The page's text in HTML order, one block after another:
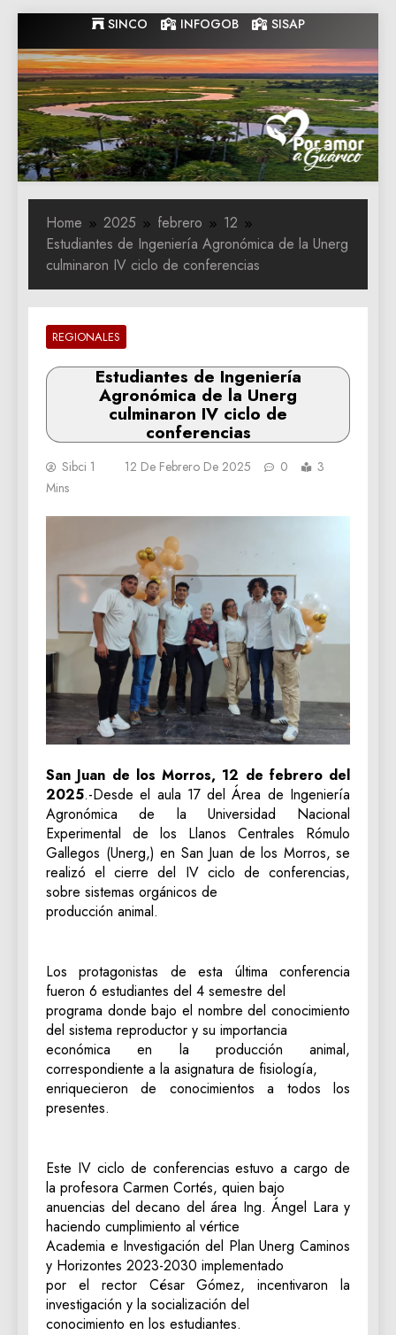
to
content
SINCO INFOGOB SISAP
Gobernacion
de Guarico
Gobernacion de Guarico
Home 2025 febrero
12
Estudiantes de Ingeniería Agronómica de la Unerg
culminaron IV ciclo de conferencias
REGIONALES
Estudiantes de Ingeniería
Agronómica de la Unerg
culminaron IV ciclo de
conferencias
Sibci 1 12 De Febrero De 2025 0
3
Mins
San Juan de los Morros, 12 de febrero del
2025.-Desde el aula 17 del Área de Ingeniería
Agronómica de la Universidad Nacional
Experimental de los Llanos Centrales Rómulo
Gallegos (Unerg,) en San Juan de los Morros, se
realizó el cierre del IV ciclo de conferencias,
sobre sistemas orgánicos de
producción animal.
Los protagonistas de esta última conferencia
fueron 6 estudiantes del 4 semestre del
programa donde bajo el nombre del conocimiento
del sistema reproductor y su importancia
económica en la producción animal,
correspondiente a la asignatura de fisiología,
enriquecieron de conocimientos a todos los
presentes.
Este IV ciclo de conferencias estuvo a cargo de
la profesora Carmen Cortés, quien bajo
anuencias del decano del área Ing. Ángel Lara y
haciendo cumplimiento al vértice
Academia e Investigación del Plan Unerg Caminos
y Horizontes 2023-2030 implementado
por el rector César Gómez, incentivaron la
investigación y la socialización del
conocimiento en los estudiantes.